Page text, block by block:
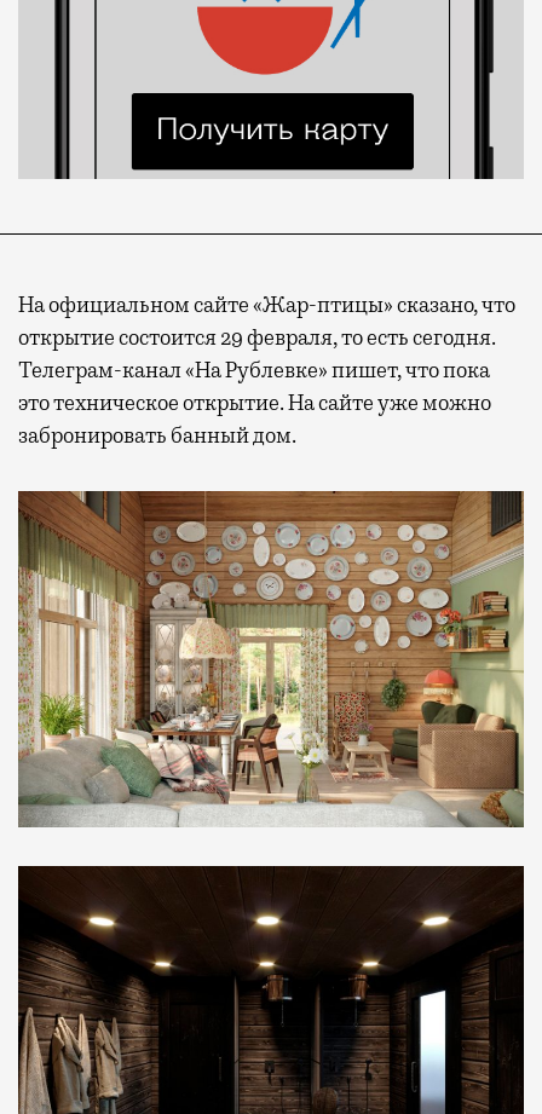
На официальном сайте «Жар-птицы» сказано, что
открытие состоится 29 февраля, то есть сегодня.
Телеграм-канал «На Рублевке» пишет, что пока
это техническое открытие. На сайте уже можно
забронировать банный дом.